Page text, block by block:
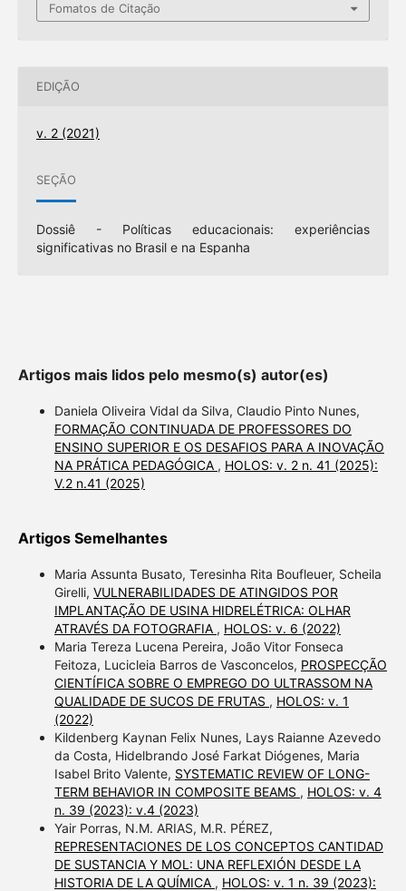
Fomatos de Citação
EDIÇÃO
v. 2 (2021)
SEÇÃO
Dossiê - Políticas educacionais: experiências
significativas no Brasil e na Espanha
Artigos mais lidos pelo mesmo(s) autor(es)
Daniela Oliveira Vidal da Silva, Claudio Pinto Nunes,
FORMAÇÃO CONTINUADA DE PROFESSORES DO
ENSINO SUPERIOR E OS DESAFIOS PARA A INOVAÇÃO
NA PRÁTICA PEDAGÓGICA , HOLOS: v. 2 n. 41 (2025):
V.2 n.41 (2025)
Artigos Semelhantes
Maria Assunta Busato, Teresinha Rita Boufleuer, Scheila
Girelli, VULNERABILIDADES DE ATINGIDOS POR
IMPLANTAÇÃO DE USINA HIDRELÉTRICA: OLHAR
ATRAVÉS DA FOTOGRAFIA , HOLOS: v. 6 (2022)
Maria Tereza Lucena Pereira, João Vitor Fonseca
Feitoza, Lucicleia Barros de Vasconcelos, PROSPECÇÃO
CIENTÍFICA SOBRE O EMPREGO DO ULTRASSOM NA
QUALIDADE DE SUCOS DE FRUTAS , HOLOS: v. 1
(2022)
Kildenberg Kaynan Felix Nunes, Lays Raianne Azevedo
da Costa, Hidelbrando José Farkat Diógenes, Maria
Isabel Brito Valente, SYSTEMATIC REVIEW OF LONG-
TERM BEHAVIOR IN COMPOSITE BEAMS , HOLOS: v. 4
n. 39 (2023): v.4 (2023)
Yair Porras, N.M. ARIAS, M.R. PÉREZ,
REPRESENTACIONES DE LOS CONCEPTOS CANTIDAD
DE SUSTANCIA Y MOL: UNA REFLEXIÓN DESDE LA
HISTORIA DE LA QUÍMICA , HOLOS: v. 1 n. 39 (2023):